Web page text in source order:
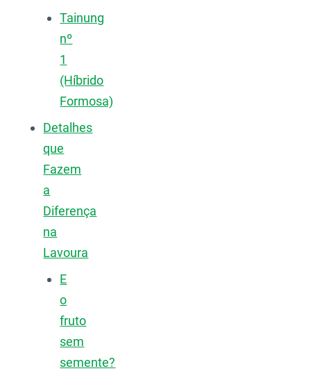
Tainung
nº
1
(Híbrido
Formosa)
Detalhes
que
Fazem
a
Diferença
na
Lavoura
E
o
fruto
sem
semente?